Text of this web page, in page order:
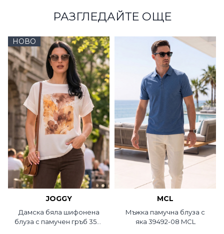
РАЗГЛЕДАЙТЕ ОЩЕ
НОВО
JOGGY
Дамска бяла шифонена
блуза с памучен гръб 350-
MCL
Мъжка памучна блуза с
яка 39492-08 MCL